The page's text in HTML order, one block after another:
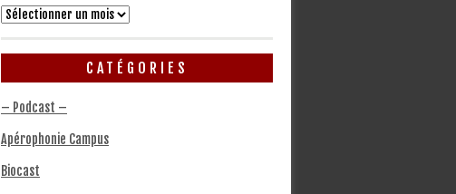
Archives
CATÉGORIES
– Podcast –
Apérophonie Campus
Biocast